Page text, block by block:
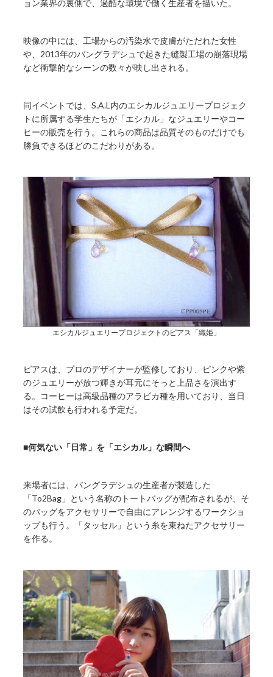
ョン業界の裏側で、過酷な環境で働く生産者を描いた。
映像の中には、工場からの汚染水で皮膚がただれた女性
や、2013年のバングラデシュで起きた縫製工場の崩落現場
など衝撃的なシーンの数々が映し出される。
同イベントでは、S.A.L内のエシカルジュエリープロジェク
トに所属する学生たちが「エシカル」なジュエリーやコー
ヒーの販売を行う。これらの商品は品質そのものだけでも
勝負できるほどのこだわりがある。
エシカルジュエリープロジェクトのピアス「織姫」
ピアスは、プロのデザイナーが監修しており、ピンクや紫
のジュエリーが放つ輝きが耳元にそっと上品さを演出す
る。コーヒーは高級品種のアラビカ種を用いており、当日
はその試飲も行われる予定だ。
■何気ない「日常」を「エシカル」な瞬間へ
来場者には、バングラデシュの生産者が製造した
「To2Bag」という名称のトートバッグが配布されるが、そ
のバッグをアクセサリーで自由にアレンジするワークショ
ップも行う。「タッセル」という糸を束ねたアクセサリー
を作る。